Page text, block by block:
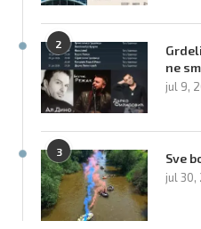
2
ne
jul 9,
3 Sve
jul 30,